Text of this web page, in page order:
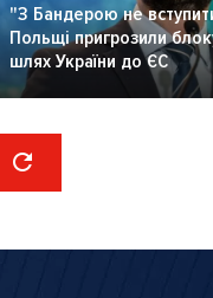
"З Бандерою не
Польщі пригрозили
шлях України до ЄС